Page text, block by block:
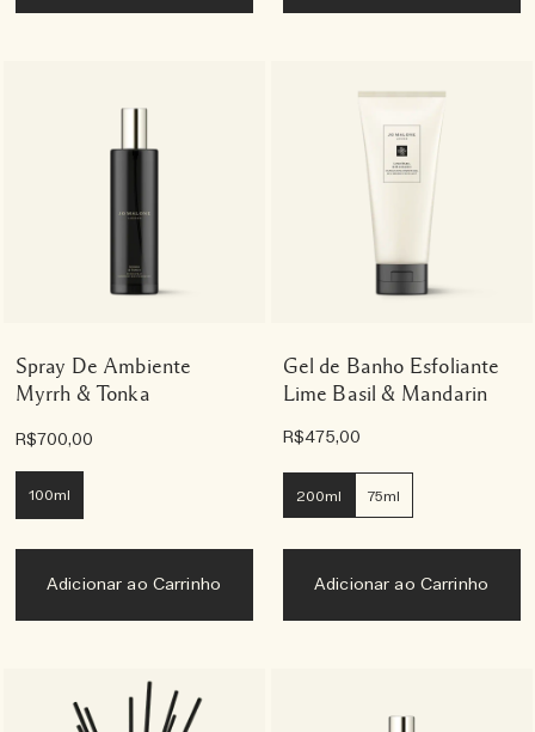
Spray De Ambiente
Myrrh & Tonka
R$700,00
100ml
Adicionar ao Carrinho
Gel de Banho Esfoliante
Lime Basil & Mandarin
R$475,00
200ml 75ml
Adicionar ao Carrinho